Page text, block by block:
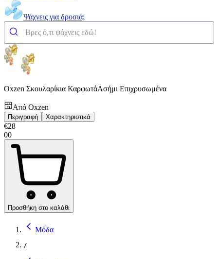
Ψάχνεις για δροσιά;
Oxzen Σκουλαρίκια ΚαρφωτάΑσήμι Επιχρυσωμένα
Από Oxzen
Περιγραφή Χαρακτηριστικά
€28
00
Προσθήκη στο καλάθι
Μόδα
/